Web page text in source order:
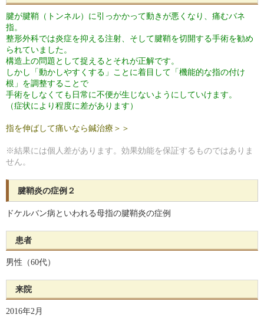
腱が腱鞘（トンネル）に引っかかって動きが悪くなり、痛むバネ
指。
整形外科では炎症を抑える注射、そして腱鞘を切開する手術を勧め
られていました。
構造上の問題として捉えるとそれが正解です。
しかし「動かしやすくする」ことに着目して「機能的な指の付け
根」を調整することで
手術をしなくても日常に不便が生じないようにしていけます。
（症状により程度に差があります）
指を伸ばして痛いなら鍼治療＞＞
※結果には個人差があります。効果効能を保証するものではありま
せん。
腱鞘炎の症例２
ドケルバン病といわれる母指の腱鞘炎の症例
患者
男性（60代）
来院
2016年2月